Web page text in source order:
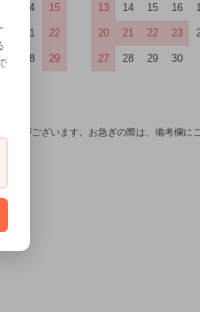
14 15
21 22
28 29
13 14 15 16
20 21 22 23
27 28 29 30
合がございます。お急ぎの際は、備考欄に